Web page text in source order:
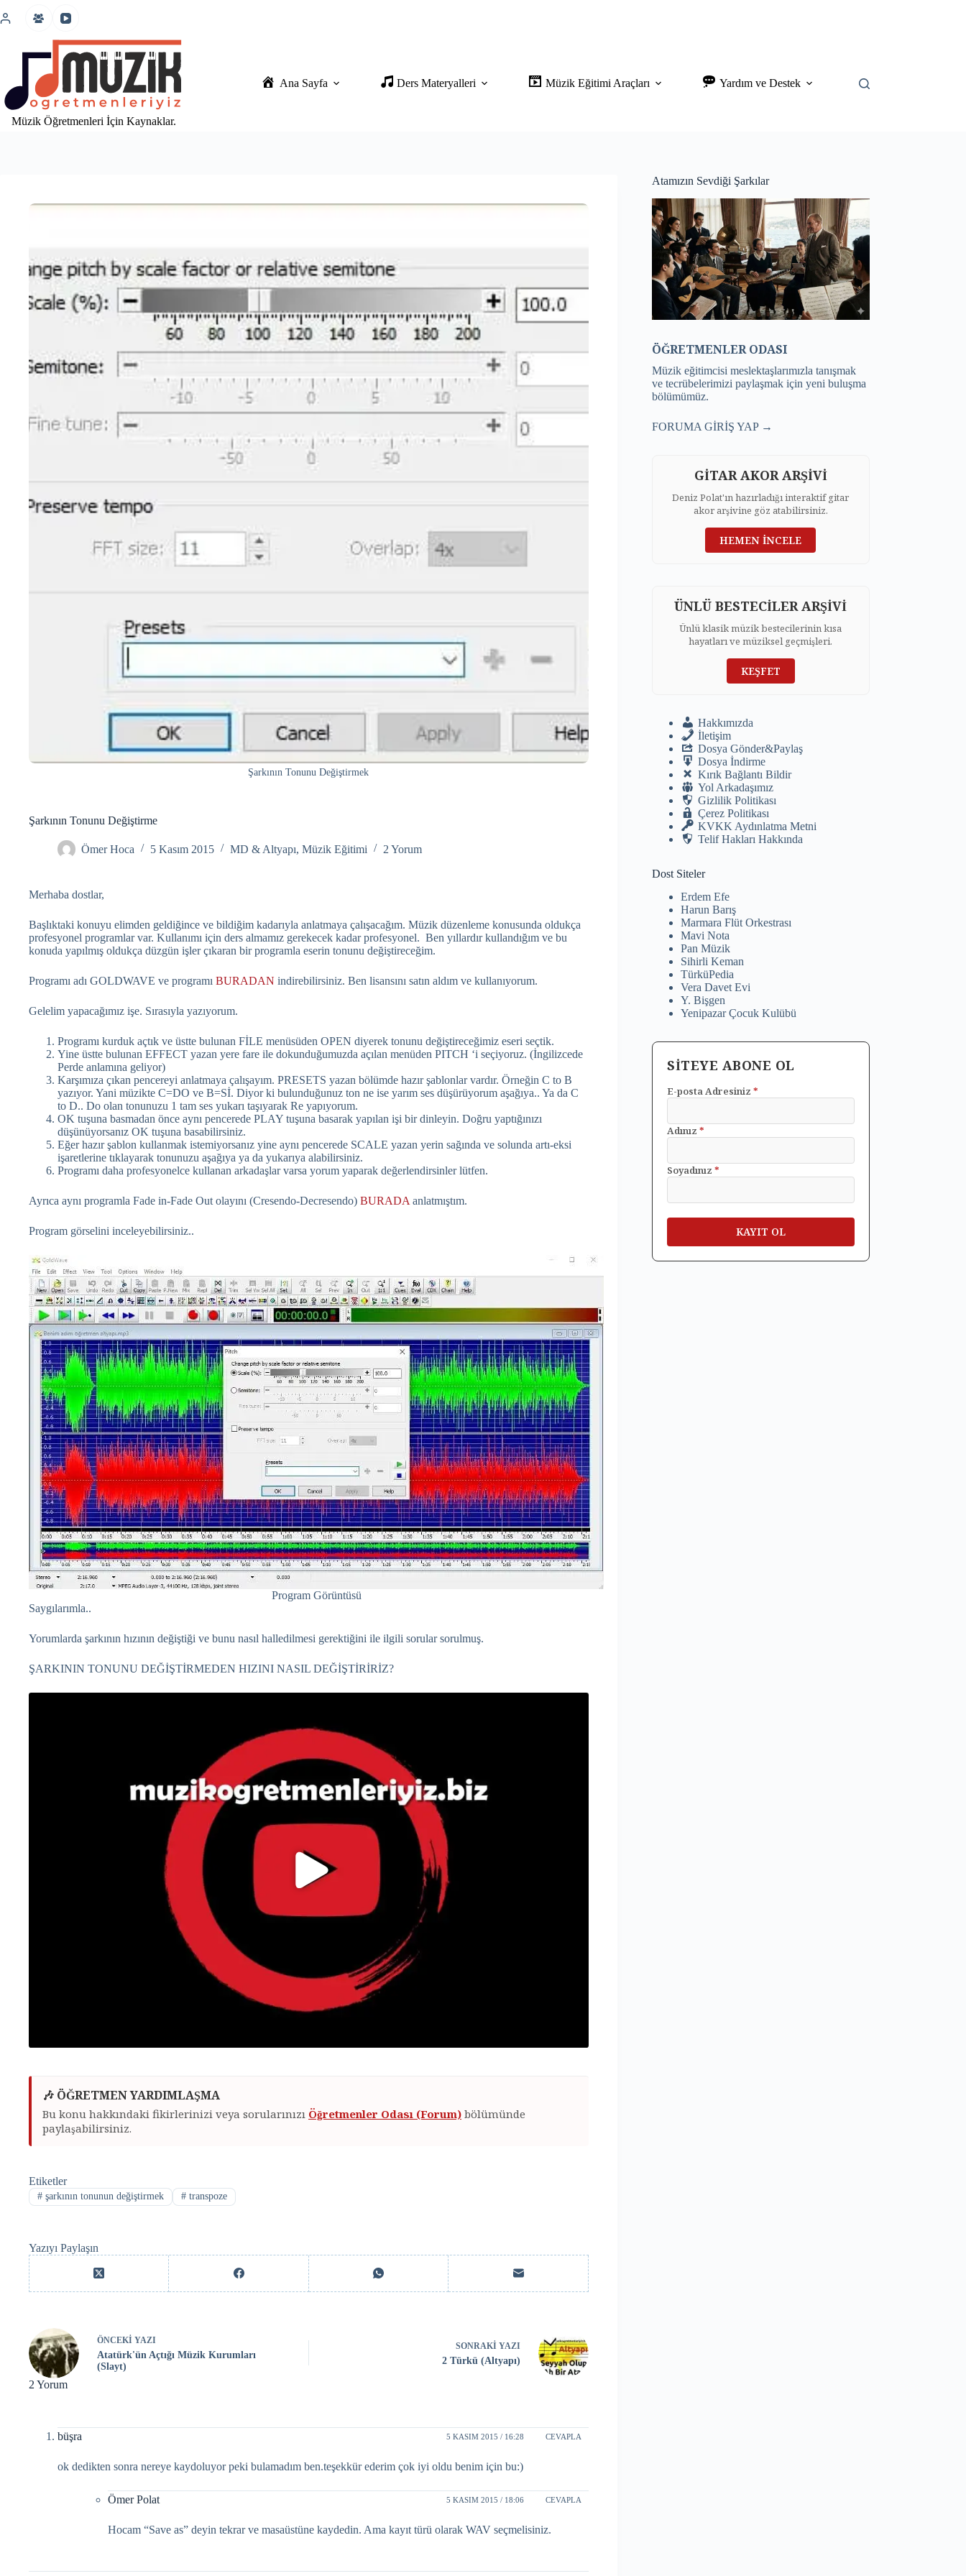
atla
Müzik Öğretmenleri İçin Kaynaklar.
Ana Sayfa Ders Materyalleri Müzik Eğitimi Araçları Yardım ve Destek
Şarkının Tonunu Değiştirmek
Şarkının Tonunu Değiştirme
Ömer Hoca 5 Kasım 2015 MD & Altyapı, Müzik Eğitimi 2 Yorum
Merhaba dostlar,
Başlıktaki konuyu elimden geldiğince ve bildiğim kadarıyla anlatmaya çalışacağım. Müzik düzenleme konusunda oldukça
profesyonel programlar var. Kullanımı için ders almamız gerekecek kadar profesyonel. Ben yıllardır kullandığım ve bu
konuda yapılmış oldukça düzgün işler çıkaran bir programla eserin tonunu değiştireceğim.
Programı adı GOLDWAVE ve programı BURADAN indirebilirsiniz. Ben lisansını satın aldım ve kullanıyorum.
Gelelim yapacağımız işe. Sırasıyla yazıyorum.
Programı kurduk açtık ve üstte bulunan FİLE menüsüden OPEN diyerek tonunu değiştireceğimiz eseri seçtik.
Yine üstte bulunan EFFECT yazan yere fare ile dokunduğumuzda açılan menüden PITCH ‘i seçiyoruz. (İngilizcede
Perde anlamına geliyor)
Karşımıza çıkan pencereyi anlatmaya çalışayım. PRESETS yazan bölümde hazır şablonlar vardır. Örneğin C to B
yazıyor. Yani müzikte C=DO ve B=Sİ. Diyor ki bulunduğunuz ton ne ise yarım ses düşürüyorum aşağıya.. Ya da C
to D.. Do olan tonunuzu 1 tam ses yukarı taşıyarak Re yapıyorum.
OK tuşuna basmadan önce aynı pencerede PLAY tuşuna basarak yapılan işi bir dinleyin. Doğru yaptığınızı
düşünüyorsanız OK tuşuna basabilirsiniz.
Eğer hazır şablon kullanmak istemiyorsanız yine aynı pencerede SCALE yazan yerin sağında ve solunda artı-eksi
işaretlerine tıklayarak tonunuzu aşağıya ya da yukarıya alabilirsiniz.
Programı daha profesyonelce kullanan arkadaşlar varsa yorum yaparak değerlendirsinler lütfen.
Ayrıca aynı programla Fade in-Fade Out olayını (Cresendo-Decresendo) BURADA anlatmıştım.
Program görselini inceleyebilirsiniz..
Program Görüntüsü
Saygılarımla..
Yorumlarda şarkının hızının değiştiği ve bunu nasıl halledilmesi gerektiğini ile ilgili sorular sorulmuş.
ŞARKININ TONUNU DEĞİŞTİRMEDEN HIZINI NASIL DEĞİŞTİRİRİZ?
🎶 ÖĞRETMEN YARDIMLAŞMA
Bu konu hakkındaki fikirlerinizi veya sorularınızı Öğretmenler Odası (Forum) bölümünde
paylaşabilirsiniz.
Etiketler
#şarkının tonunun değiştirmek #transpoze
Yazıyı Paylaşın
ÖNCEKI YAZI
Atatürk'ün Açtığı Müzik Kurumları
(Slayt)
SONRAKI YAZI
2 Türkü (Altyapı)
2 Yorum
büşra 5 KASIM 2015 / 16:28 CEVAPLA
ok dedikten sonra nereye kaydoluyor peki bulamadım ben.teşekkür ederim çok iyi oldu benim için bu:)
Ömer Polat 5 KASIM 2015 / 18:06 CEVAPLA
Hocam “Save as” deyin tekrar ve masaüstüne kaydedin. Ama kayıt türü olarak WAV seçmelisiniz.
Atamızın Sevdiği Şarkılar
ÖĞRETMENLER ODASI
Müzik eğitimcisi meslektaşlarımızla tanışmak
ve tecrübelerimizi paylaşmak için yeni buluşma
bölümümüz.
FORUMA GİRİŞ YAP →
GİTAR AKOR ARŞİVİ
Deniz Polat'ın hazırladığı interaktif gitar
akor arşivine göz atabilirsiniz.
HEMEN İNCELE
ÜNLÜ BESTECİLER ARŞİVİ
Ünlü klasik müzik bestecilerinin kısa
hayatları ve müziksel geçmişleri.
KEŞFET
Hakkımızda
İletişim
Dosya Gönder&Paylaş
Dosya İndirme
Kırık Bağlantı Bildir
Yol Arkadaşımız
Gizlilik Politikası
Çerez Politikası
KVKK Aydınlatma Metni
Telif Hakları Hakkında
Dost Siteler
Erdem Efe
Harun Barış
Marmara Flüt Orkestrası
Mavi Nota
Pan Müzik
Sihirli Keman
TürküPedia
Vera Davet Evi
Y. Bişgen
Yenipazar Çocuk Kulübü
SİTEYE ABONE OL
E-posta Adresiniz*
Adınız*
Soyadınız*